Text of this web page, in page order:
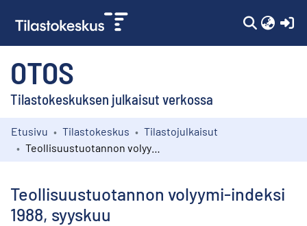
OTOS
Tilastokeskuksen julkaisut verkossa
Kokoelmat
Etusivu Tilastokeskus
Tilastojulkaisut
Teollisuustuotannon volyymi-indeksi
1988, syyskuu